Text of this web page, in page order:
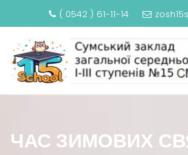
( 0542 ) 61-11-14
ЧАС ЗИМОВИХ